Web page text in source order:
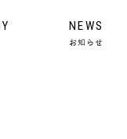
NEWS
お知らせ